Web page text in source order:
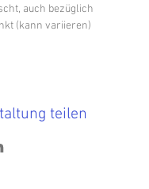
auch bezüglich
(kann variieren)
teilen